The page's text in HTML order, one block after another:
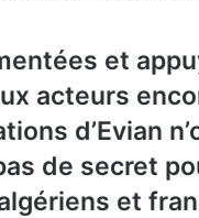
et
acteurs
d’Evian
de secret
et